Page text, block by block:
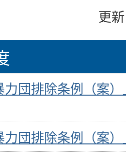
更
力団排除条例（案
力団排除条例（案